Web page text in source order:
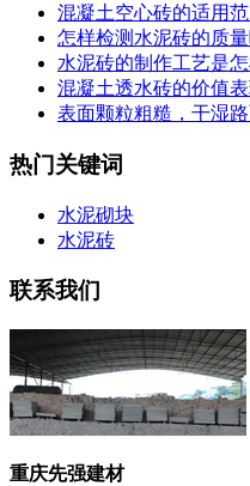
混凝土空心砖的适用
怎样检测水泥砖的质
水泥砖的制作工艺是怎
混凝土透水砖的价值
表面颗粒粗糙，干湿
热门关键词
水泥砌块
水泥砖
联系我们
重庆先强建材